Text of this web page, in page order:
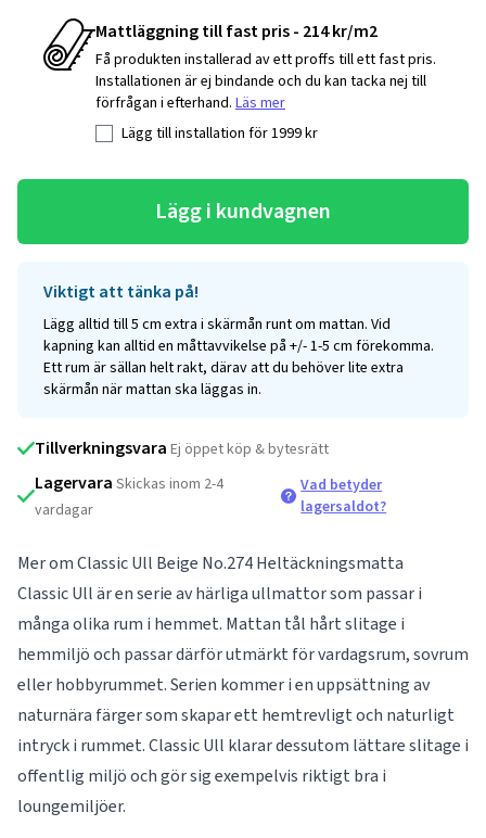
Mattläggning till fast pris - 214 kr/m2
Få produkten installerad av ett proffs till ett fast pris.
Installationen är ej bindande och du kan tacka nej till
förfrågan i efterhand. Läs mer
Lägg till installation för1999kr
Lägg i kundvagnen
Viktigt att tänka på!
Lägg alltid till 5 cm extra i skärmån runt om mattan. Vid
kapning kan alltid en måttavvikelse på +/- 1-5 cm förekomma.
Ett rum är sällan helt rakt, därav att du behöver lite extra
skärmån när mattan ska läggas in.
Tillverkningsvara Ej öppet köp & bytesrätt
Lagervara Skickas inom 2-4
vardagar
Vad betyder
lagersaldot?
Mer om Classic Ull Beige No.274 Heltäckningsmatta
Classic Ull är en serie av härliga ullmattor som passar i
många olika rum i hemmet. Mattan tål hårt slitage i
hemmiljö och passar därför utmärkt för vardagsrum, sovrum
eller hobbyrummet. Serien kommer i en uppsättning av
naturnära färger som skapar ett hemtrevligt och naturligt
intryck i rummet. Classic Ull klarar dessutom lättare slitage i
offentlig miljö och gör sig exempelvis riktigt bra i
loungemiljöer.